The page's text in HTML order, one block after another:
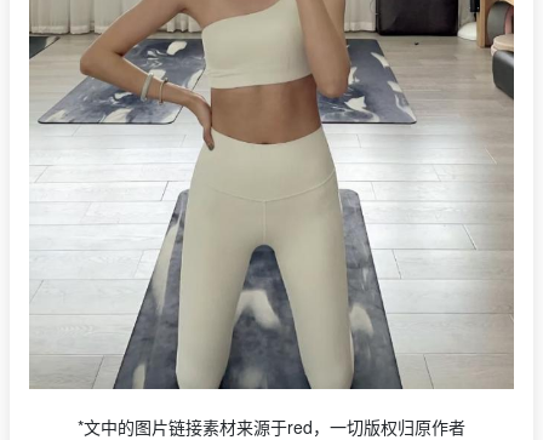
*文中的图片链接素材来源于red，一切版权归原作者